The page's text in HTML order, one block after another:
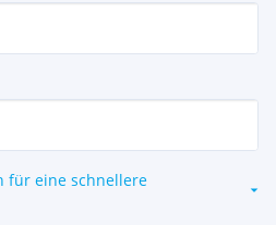
für eine schnellere